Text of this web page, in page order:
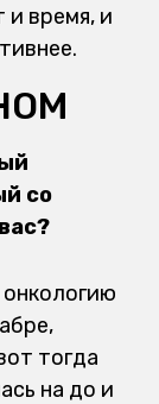
и время, и
со
тогда
на до и